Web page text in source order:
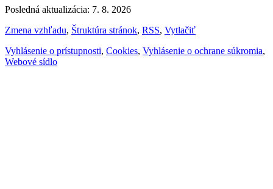
Posledná aktualizácia: 7. 8. 2026
Zmena vzhľadu, Štruktúra stránok, RSS, Vytlačiť
Vyhlásenie o prístupnosti, Cookies, Vyhlásenie o ochrane súkromia,
Webové sídlo